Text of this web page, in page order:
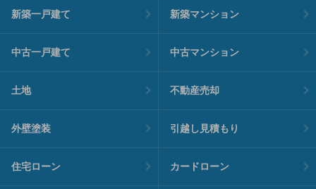
新築一戸建て 新築マンション
中古一戸建て 中古マンション
土地 不動産売却
外壁塗装 引越し見積もり
住宅ローン カードローン